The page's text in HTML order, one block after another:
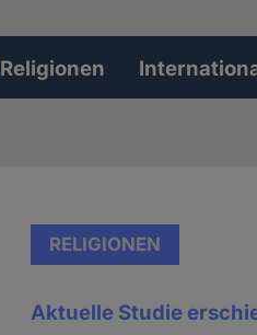
Religionen
RELIGIONEN
Aktuelle Studie